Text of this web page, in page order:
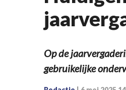
Op de
gebruikelijke